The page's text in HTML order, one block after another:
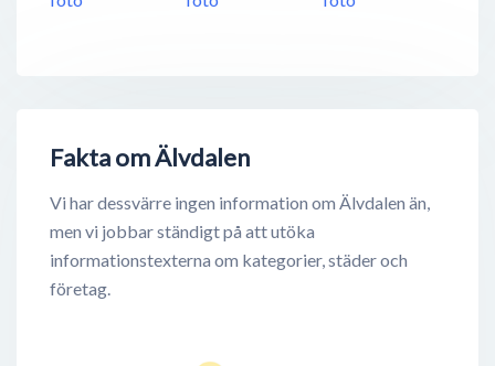
Fakta om Älvdalen
Vi har dessvärre ingen information om Älvdalen än,
men vi jobbar ständigt på att utöka
informationstexterna om kategorier, städer och
företag.